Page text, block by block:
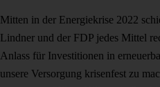
Mitten in der Energiekrise 2022
Lindner und der FDP jedes Mittel
Anlass für Investitionen in
unsere Versorgung krisenfest zu